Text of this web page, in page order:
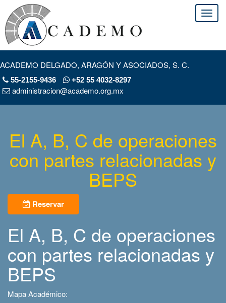
ACADEMO DELGADO, ARAGÓN Y ASOCIADOS, S. C.
55-2155-9436 +52 55 4032-8297
administracion@academo.org.mx
El A, B, C de operaciones
con partes relacionadas y
BEPS
Reservar
El A, B, C de operaciones
con partes relacionadas y
BEPS
Mapa Académico: